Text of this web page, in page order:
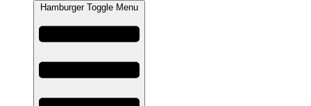
Hamburger Toggle Menu